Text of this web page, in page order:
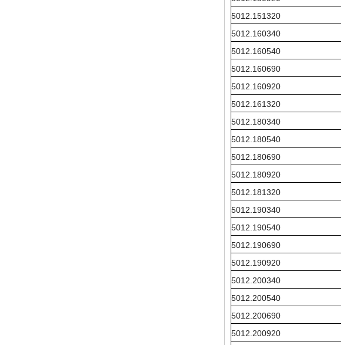
5012.151320
5012.160340
5012.160540
5012.160690
5012.160920
5012.161320
5012.180340
5012.180540
5012.180690
5012.180920
5012.181320
5012.190340
5012.190540
5012.190690
5012.190920
5012.200340
5012.200540
5012.200690
5012.200920